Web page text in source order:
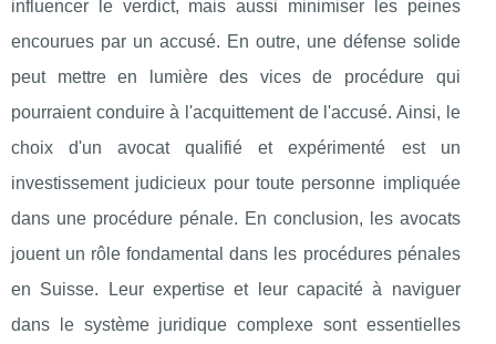
influencer le verdict, mais aussi minimiser les peines
encourues par un accusé. En outre, une défense solide
peut mettre en lumière des vices de procédure qui
pourraient conduire à l'acquittement de l'accusé. Ainsi, le
choix d'un avocat qualifié et expérimenté est un
investissement judicieux pour toute personne impliquée
dans une procédure pénale. En conclusion, les avocats
jouent un rôle fondamental dans les procédures pénales
en Suisse. Leur expertise et leur capacité à naviguer
dans le système juridique complexe sont essentielles